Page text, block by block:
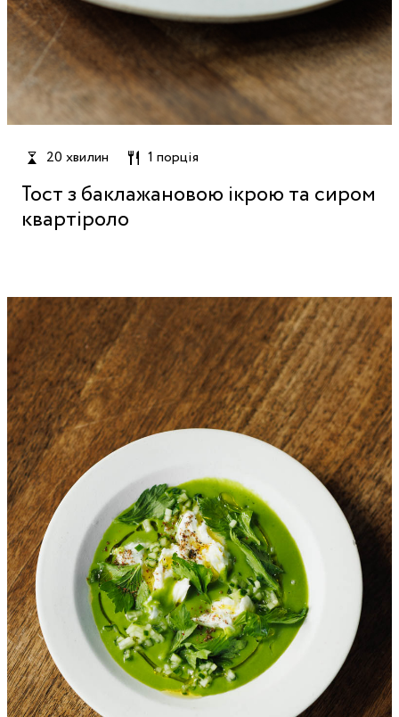
20 хвилин 1 порція
Тост з баклажановою ікрою та сиром
квартіроло